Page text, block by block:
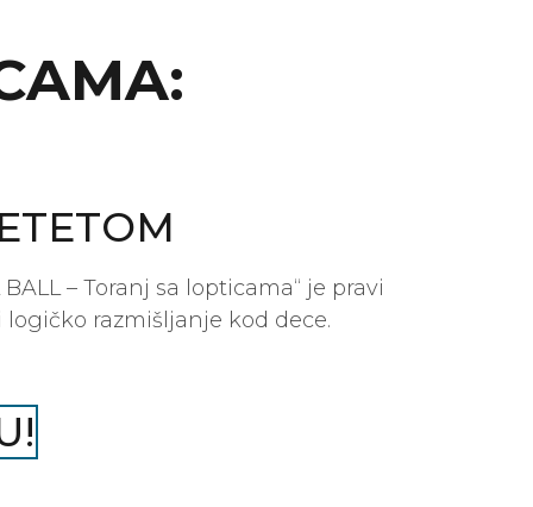
– Toranj sa lopticama“ je pravi
razmišljanje kod dece.